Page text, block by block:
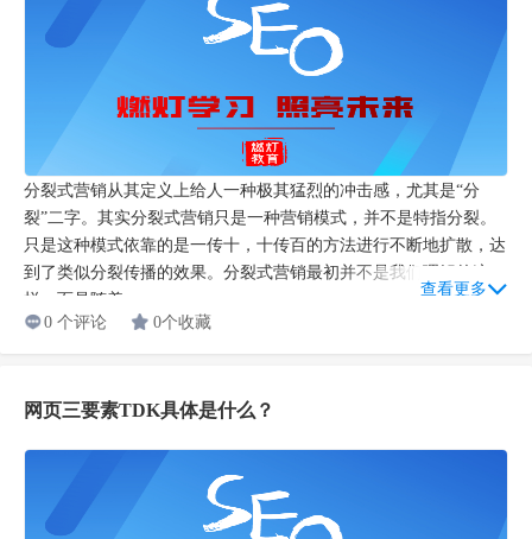
分裂式营销从其定义上给人一种极其猛烈的冲击感，尤其是“分
裂”二字。其实分裂式营销只是一种营销模式，并不是特指分裂。
只是这种模式依靠的是一传十，十传百的方法进行不断地扩散，达
到了类似分裂传播的效果。分裂式营销最初并不是我们理解的这
样，而是随着...
查看更多
0 个评论
0个收藏
网页三要素TDK具体是什么？